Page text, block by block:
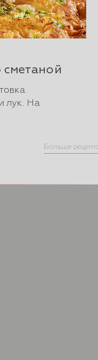
лук. На
Больше